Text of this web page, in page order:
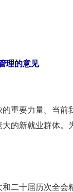
理的意见
重要力量。当前
的新就业群体。
二十届历次全会